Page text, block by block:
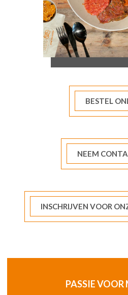
BESTEL
NEEM
INSCHRIJVEN VOOR
PASSIE VOOR